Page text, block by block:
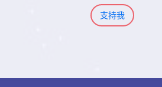
支持我